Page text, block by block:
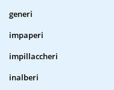
generi
impaperi
impillaccheri
inalberi